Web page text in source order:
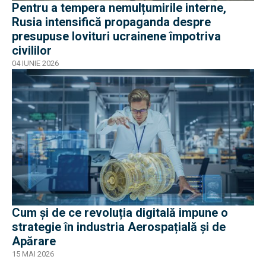
Pentru a tempera nemulțumirile interne,
Rusia intensifică propaganda despre
presupuse lovituri ucrainene împotriva
civililor
04 IUNIE 2026
Cum și de ce revoluția digitală impune o
strategie în industria Aerospațială și de
Apărare
15 MAI 2026